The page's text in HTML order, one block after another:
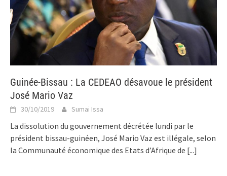
Guinée-Bissau : La CEDEAO désavoue le président
José Mario Vaz
30/10/2019 Sumai Issa
La dissolution du gouvernement décrétée lundi par le
président bissau-guinéen, José Mario Vaz est illégale, selon
la Communauté économique des Etats d’Afrique de [...]